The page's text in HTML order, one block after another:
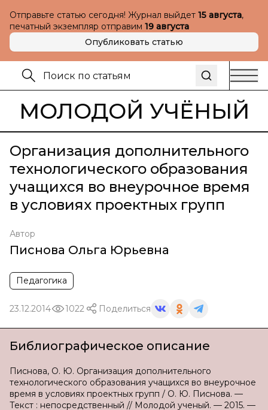
Отправьте статью сегодня! Журнал выйдет 15 августа,
печатный экземпляр отправим 19 августа
Опубликовать статью
МОЛОДОЙ УЧЁНЫЙ
Организация дополнительного
технологического образования
учащихся во внеурочное время
в условиях проектных групп
Автор
Писнова Ольга Юрьевна
Педагогика
23.12.2014 1022 Поделиться
Библиографическое описание
Писнова, О. Ю. Организация дополнительного
технологического образования учащихся во внеурочное
время в условиях проектных групп / О. Ю. Писнова. —
Текст : непосредственный // Молодой ученый. — 2015. —